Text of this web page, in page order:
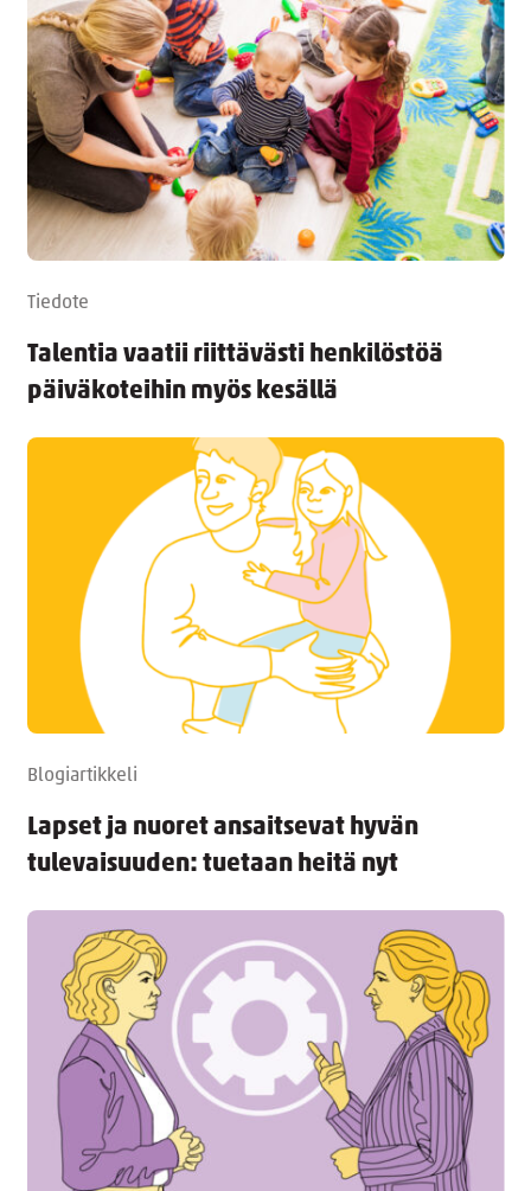
Tiedote
Talentia vaatii riittävästi henkilöstöä
päiväkoteihin myös kesällä
Blogiartikkeli
Lapset ja nuoret ansaitsevat hyvän
tulevaisuuden: tuetaan heitä nyt